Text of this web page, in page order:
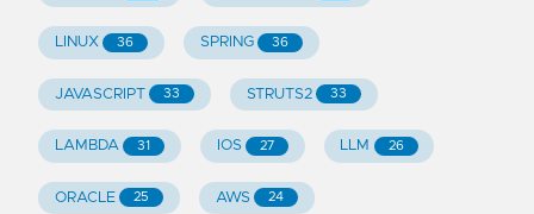
LINUX 36 SPRING 36
JAVASCRIPT 33 STRUTS2 33
LAMBDA 31 IOS 27 LLM 26
ORACLE 25 AWS 24